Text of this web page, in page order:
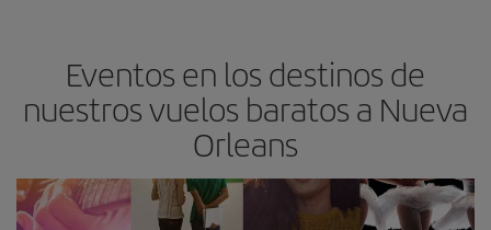
Eventos en los destinos de
nuestros vuelos baratos a Nueva
Orleans